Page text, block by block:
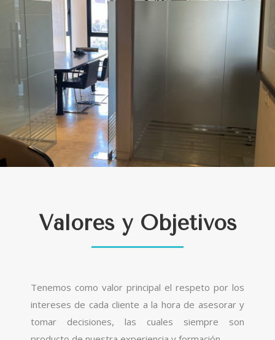
Valores y Objetivos
Tenemos como valor principal el respeto por los
intereses de cada cliente a la hora de asesorar y
tomar decisiones, las cuales siempre son